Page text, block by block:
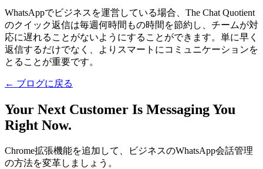
WhatsAppでビジネスを運営している場合、The Chat Quotient
のクイック返信は毎週何時間もの時間を節約し、チームが対
応に遅れることがないようにすることができます。単に早く
返信するだけでなく、よりスマートにコミュニケーションを
とることが重要です。
← ブログに戻る
Your Next Customer Is Messaging You
Right Now.
Chrome拡張機能を追加して、ビジネスのWhatsApp会話管理
の方法を変革しましょう。